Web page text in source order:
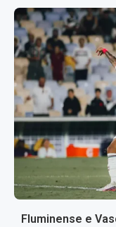
Fluminense e